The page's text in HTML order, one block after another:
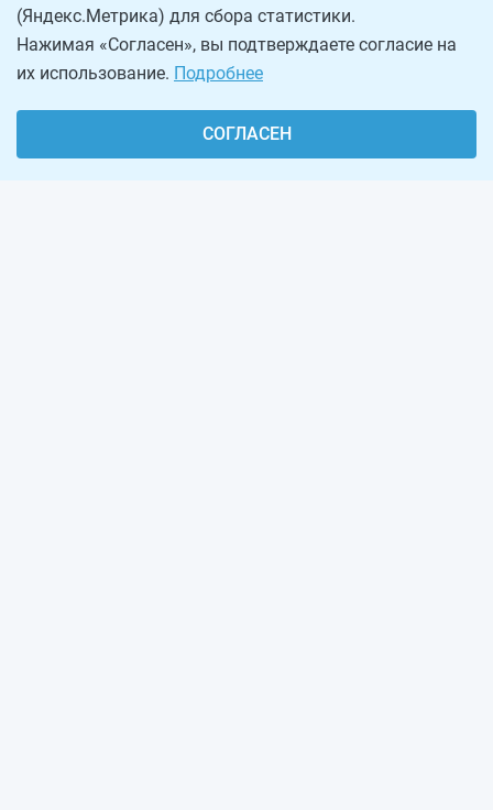
(Яндекс.Метрика) для сбора статистики.
Нажимая «Согласен», вы подтверждаете согласие на
их использование. Подробнее
СОГЛАСЕН